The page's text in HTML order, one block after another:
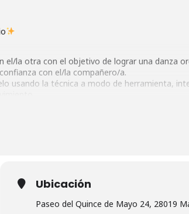
la otra con el objetivo de lograr una danza
con el/la compañero/a.
usando la técnica a modo de herramienta,
Ubicación
Paseo del Quince de Mayo 24, 28019